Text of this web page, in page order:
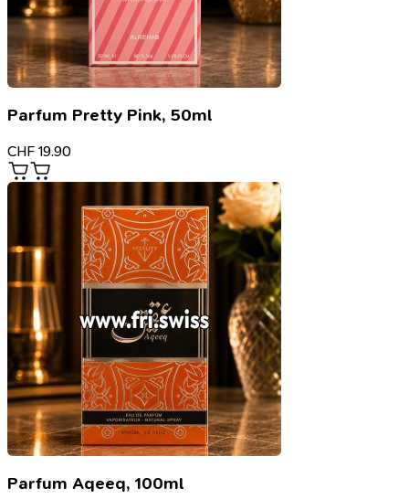
Parfum Pretty Pink, 50ml
CHF 19.90
Parfum Aqeeq, 100ml